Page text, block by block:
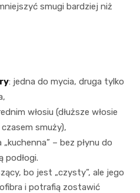
smugi bardziej niż
: jedna do mycia, druga tylko
włosiu (dłuższe włosie
smuży),
– bez płynu do
podłogi.
bo jest „czysty”, ale jego
i potrafią zostawić